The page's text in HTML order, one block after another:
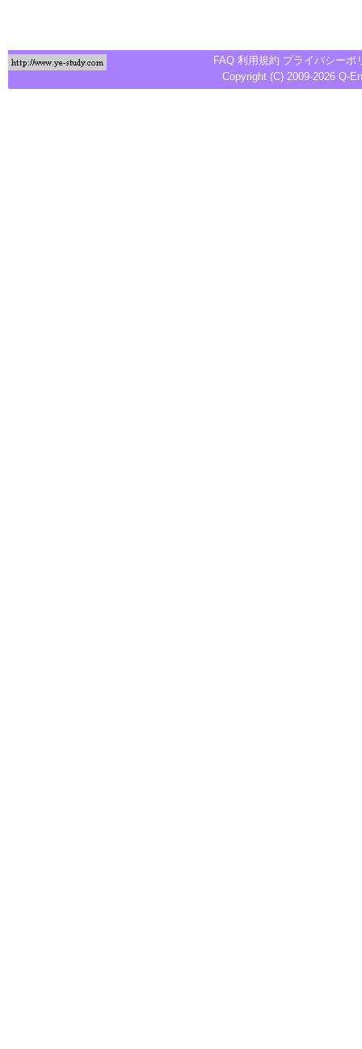
FAQ 利用規約 プライバシーポ
Copyright (C) 2009-2026 Q-